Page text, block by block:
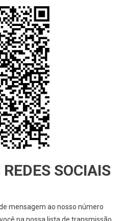
SOCIAIS
mensagem ao nosso número